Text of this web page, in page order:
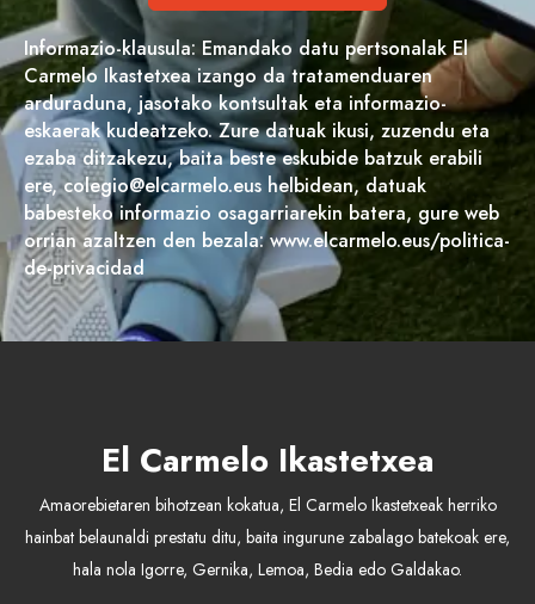
Informazio-klausula: Emandako datu pertsonalak El
Carmelo Ikastetxea izango da tratamenduaren
arduraduna, jasotako kontsultak eta informazio-
eskaerak kudeatzeko. Zure datuak ikusi, zuzendu eta
ezaba ditzakezu, baita beste eskubide batzuk erabili
ere, colegio@elcarmelo.eus helbidean, datuak
babesteko informazio osagarriarekin batera, gure web
orrian azaltzen den bezala: www.elcarmelo.eus/politica-
de-privacidad
El Carmelo Ikastetxea
Amaorebietaren bihotzean kokatua, El Carmelo Ikastetxeak herriko
hainbat belaunaldi prestatu ditu, baita ingurune zabalago batekoak ere,
hala nola Igorre, Gernika, Lemoa, Bedia edo Galdakao.